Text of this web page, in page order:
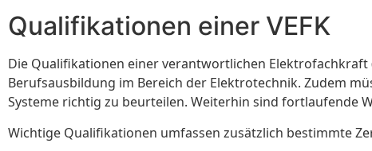
Qualifikationen einer VEFK
Die Qualifikationen einer verantwortlichen Elektrofachkraft
Berufsausbildung im Bereich der Elektrotechnik. Zudem
Systeme richtig zu beurteilen. Weiterhin sind fortlaufende
Wichtige Qualifikationen umfassen zusätzlich bestimmte